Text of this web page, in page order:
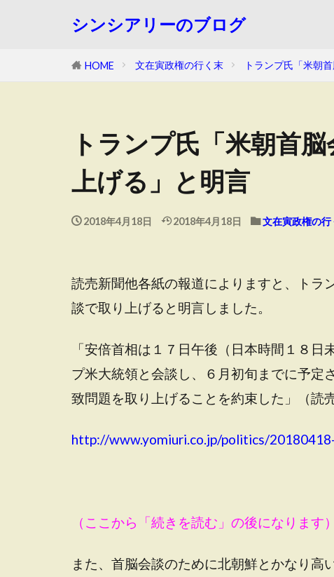
シンシアリーのブログ
HOME 文在寅政権の行く末 トランプ氏「米朝
トランプ氏「米朝首
上げる」と明言
2018年4月18日 2018年4月18日 文在寅政権の行
読売新聞他各紙の報道によりますと、トラ
談で取り上げると明言しました。
「安倍首相は１７日午後（日本時間１８
プ米大統領と会談し、６月初旬までに予定
致問題を取り上げることを約束した」（読
http://www.yomiuri.co.jp/politics/
（ここから「続きを読む」の後になります）
また、首脳会談のために北朝鮮とかなり高